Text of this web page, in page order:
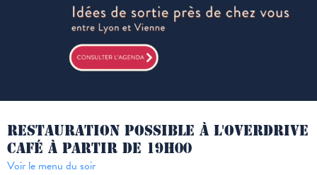
RESTAURATION POSSIBLE À L'OVERDRIVE
CAFÉ À PARTIR DE 19H00
Voir le menu du soir